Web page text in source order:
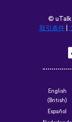
© uTalk
取引条件|
English
(British)
Español